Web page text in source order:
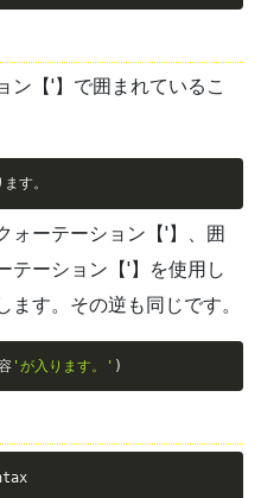
ン【'】で囲まれているこ
す。
ォーテーション【'】、囲
テーション【'】を使用し
す。その逆も同じです。
'が入ります。' )